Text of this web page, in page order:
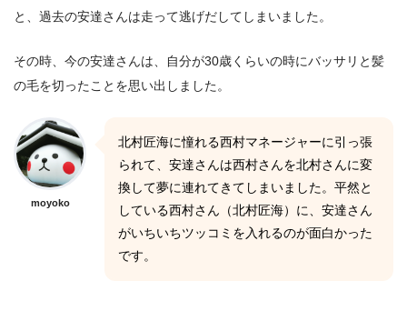
と、過去の安達さんは走って逃げだしてしまいました。
その時、今の安達さんは、自分が30歳くらいの時にバッサリと髪
の毛を切ったことを思い出しました。
moyoko
北村匠海に憧れる西村マネージャーに引っ張
られて、安達さんは西村さんを北村さんに変
換して夢に連れてきてしまいました。平然と
している西村さん（北村匠海）に、安達さん
がいちいちツッコミを入れるのが面白かった
です。